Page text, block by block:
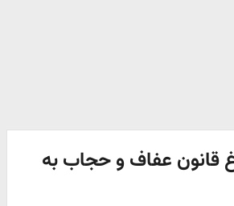
قانون عفاف و حجاب به